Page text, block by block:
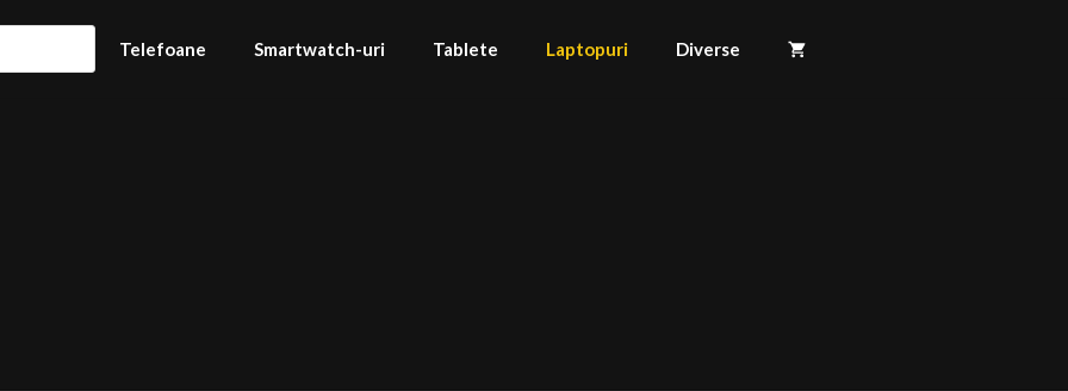
Telefoane Smartwatch-uri Tablete Laptopuri Diverse